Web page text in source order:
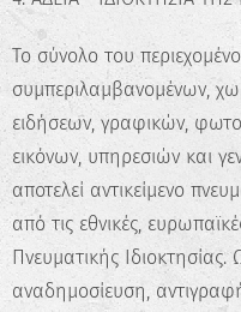
Το σύνολο του
συμπεριλαμβανομένων,
ειδήσεων, γραφικών,
εικόνων, υπηρεσιών και
αποτελεί αντικείμενο
από τις εθνικές,
Πνευματικής
αναδημοσίευση,